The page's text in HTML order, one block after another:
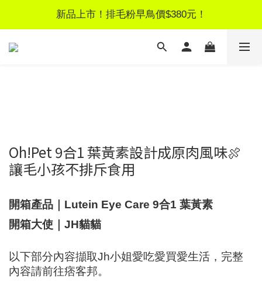
新品上市！排毛粉早鳥價$380元！
新品上市！排毛粉早鳥價$380元！
新客獨享！註冊領$100元優惠券
Oh!Pet 9合1 葉黃素設計成原肉風味🍖
讓毛小孩不排斥食用
開箱產品｜Lutein Eye Care 9合1 葉黃素
開箱大使｜JH貓貓
以下部分內容擷取Jh小姐愛吃愛買愛生活，完整
內容請前往痞客邦。